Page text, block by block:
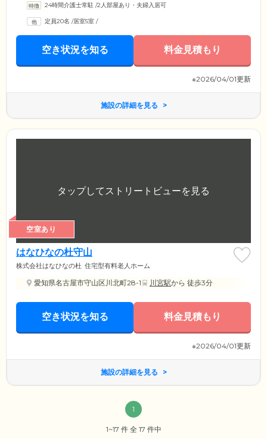
24時間介護士常駐 /2人部屋あり・夫婦入居可
定員20名 /居室5室 /
空き状況を知る 料金見積もり
※2026/04/01更新
施設の詳細を見る
空室あり
はなひなの杜守山
株式会社はなひなの杜 住宅型有料老人ホーム
愛知県名古屋市守山区川北町28-1 川宮駅から 徒歩3分
空き状況を知る 料金見積もり
※2026/04/01更新
施設の詳細を見る
1
1~17 件 全 17 件中